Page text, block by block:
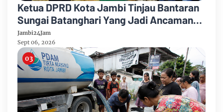
Ketua DPRD Kota Jambi Tinjau Bantaran
Sungai Batanghari Yang Jadi Ancaman
Abrasi
Jambi24Jam
Sept 06, 2026